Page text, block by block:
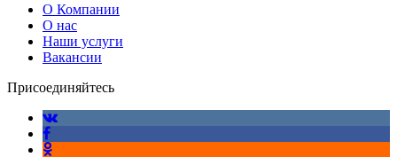
О Компании
О нас
Наши услуги
Вакансии
Присоединяйтесь